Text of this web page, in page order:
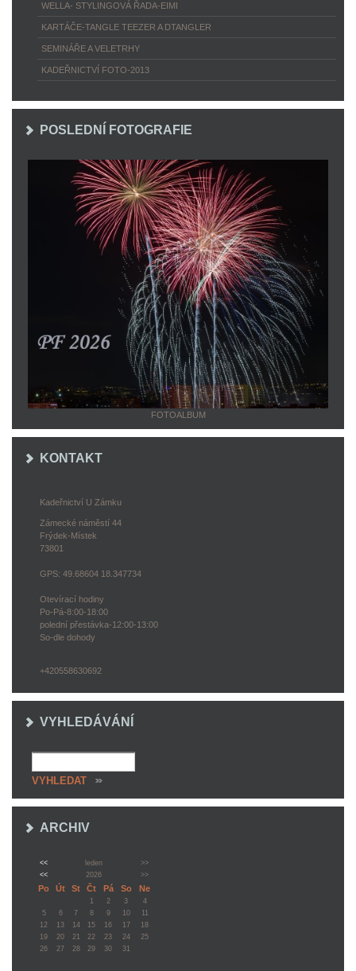
WELLA- STYLINGOVÁ ŘADA-EIMI
KARTÁČE-TANGLE TEEZER A DTANGLER
SEMINÁŘE A VELETRHY
KADEŘNICTVÍ FOTO-2013
POSLEDNÍ FOTOGRAFIE
FOTOALBUM
KONTAKT
Kadeřnictví U Zámku
Zámecké náměstí 44
Frýdek-Místek
73801
GPS: 49.68604 18.347734
Otevírací hodiny
Po-Pá-8:00-18:00
polední přestávka-12:00-13:00
So-dle dohody
+420558630692
VYHLEDÁVÁNÍ
ARCHIV
<< leden
>>
<<
2026 >>
Po Út St Čt Pá So Ne
1 2 3
4
5
6 7 8 9 10
11
12
13 14 15 16 17
18
19
20 21 22 23 24
25
26
27 28 29 30 31